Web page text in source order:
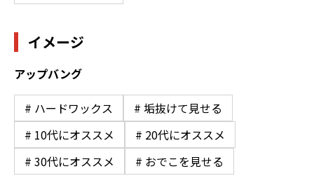
イメージ
アップバング
# ハードワックス
# 垢抜けて見せる
# 10代にオススメ
# 20代にオススメ
# 30代にオススメ
# おでこを見せる